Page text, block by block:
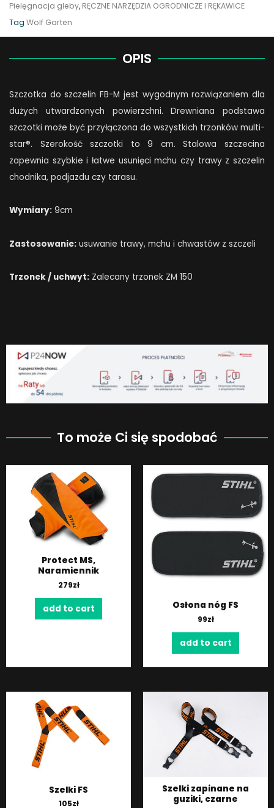
quantity
Pielęgnacja gleby, RĘCZNE NARZĘDZIA OGRODNICZE I RĘKAWICE
Tag Wolf Garten
OPIS
Szczotka do szczelin FB-M jest wygodnym rozwiązaniem dla
dużych utwardzonych powierzchni. Drewniana podstawa
szczotki może być przyłączona do wszystkich trzonków multi-
star®. Szerokość szczotki to 9 cm. Stalowa szczecina
zapewnia szybkie i łatwe usunięci mchu czy trawy z szczelin
chodnika, podjazdu czy tarasu.
Wymiary: 9cm
Zastosowanie: usuwanie trawy, mchu i chwastów z szczeli
Trzonek / uchwyt: Zalecany trzonek ZM 150
To może Ci się spodobać
Protect MS,
Naramiennik
279zł
add to cart Osłona nóg FS
99zł
add to cart
Szelki FS
105zł
Szelki zapinane na
guziki, czarne